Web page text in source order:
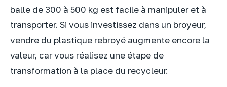
balle de 300 à 500 kg est facile à manipuler et à
transporter. Si vous investissez dans un broyeur,
vendre du plastique rebroyé augmente encore la
valeur, car vous réalisez une étape de
transformation à la place du recycleur.